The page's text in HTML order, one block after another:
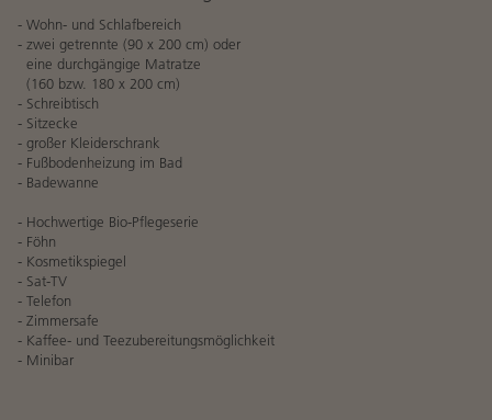
Wohlfühlbehandlungen
Dermalogica
Dermalogica für zuhause
Lomi Lomi Nui mit Schirin Schahbaz
Yoga
Mit Waldbaden zur inneren Balance, 25.08.26
Yoga Präventionskurs, ab 27.08.2026
Unsere Yoga-Lehrerin Anke
Unsere Yoga-Lehrerin Anne
- Wohn- und Schlafbereich
- zwei getrennte (90 x 200 cm) oder
eine durchgängige Matratze
(160 bzw. 180 x 200 cm)
- Schreibtisch
- Sitzecke
- großer Kleiderschrank
- Fußbodenheizung im Bad
- Badewanne
- Hochwertige Bio-Pflegeserie
- Föhn
- Kosmetikspiegel
- Sat-TV
- Telefon
- Zimmersafe
- Kaffee- und Teezubereitungsmöglichkeit
- Minibar